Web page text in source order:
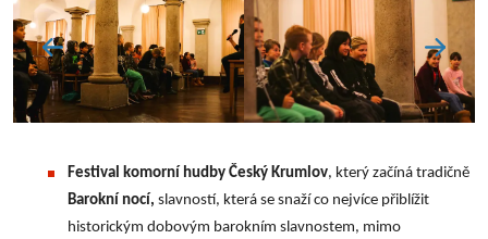
Festival komorní hudby Český Krumlov, který začíná tradičně
Barokní nocí, slavností, která se snaží co nejvíce přiblížit
historickým dobovým barokním slavnostem, mimo